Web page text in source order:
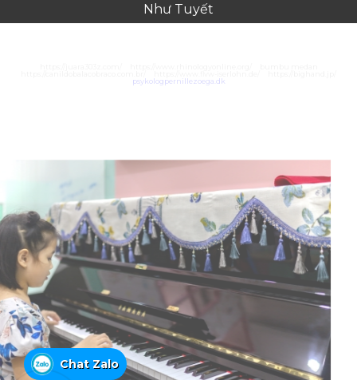
Như Tuyết
Chat Zalo
psykologpernillezoega.dk